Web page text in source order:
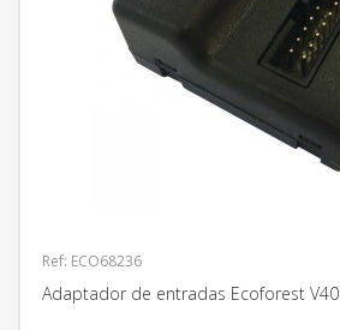
Ref: ECO68236
Adaptador de entradas Ecoforest V40